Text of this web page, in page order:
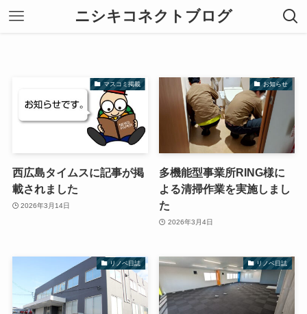
ニシキコネクトブログ
マスコミ掲載
西広島タイムスに記事が掲
載されました
2026年3月14日
お知らせ
多機能型事業所RING様に
よる清掃作業を実施しまし
た
2026年3月4日
リノベ日誌 リノベ日誌